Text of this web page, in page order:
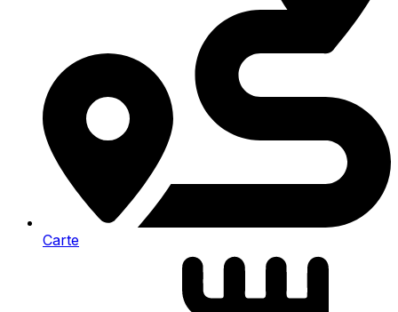
Carte